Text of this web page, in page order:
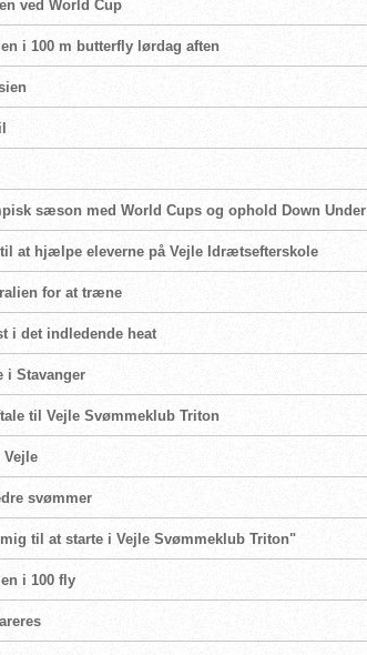
ved World Cup
i 100 m butterfly lørdag aften
sæson med World Cups og ophold Down Under
til at hjælpe eleverne på Vejle Idrætsefterskole
for at træne
i det indledende heat
i Stavanger
til Vejle Svømmeklub Triton
Vejle
svømmer
til at starte i Vejle Svømmeklub Triton"
i 100 fly